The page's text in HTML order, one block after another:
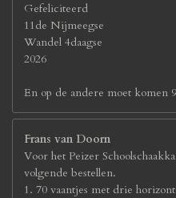
Gefeliciteerd
11de Nijmeegse
Wandel 4daagse
2026
En op de andere moet komen
Frans van Doorn
Voor het Peizer
volgende bestellen.
1. 70 vaantjes met drie